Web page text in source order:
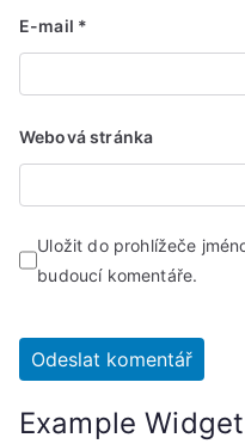
E-mail *
Webová stránka
Uložit do prohlížeče
budoucí komentáře.
Example Widget